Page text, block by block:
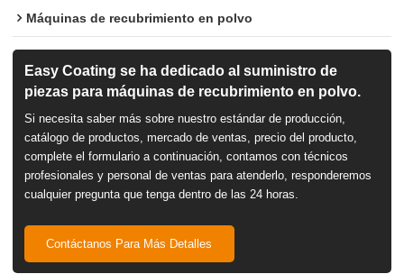
Máquinas de recubrimiento en polvo
Easy Coating se ha dedicado al suministro de
piezas para máquinas de recubrimiento en polvo.
Si necesita saber más sobre nuestro estándar de producción,
catálogo de productos, mercado de ventas, precio del producto,
complete el formulario a continuación, contamos con técnicos
profesionales y personal de ventas para atenderlo, responderemos
cualquier pregunta que tenga dentro de las 24 horas.
Contáctanos Para Más Detalles